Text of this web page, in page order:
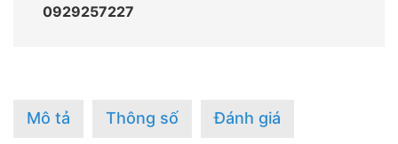
0929257227
Mô tả Thông số Đánh giá